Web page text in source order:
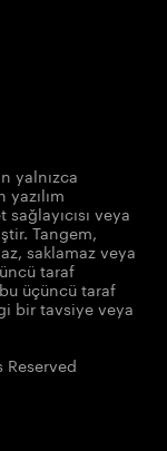
yalnızca
veya
Tangem,
saklamaz veya
taraf
üçüncü taraf
bir tavsiye veya